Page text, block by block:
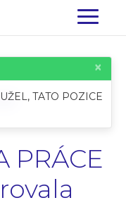
PRÁCE
×
TATO POZICE